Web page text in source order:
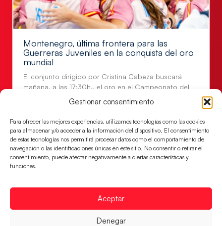
Gestionar consentimiento
Para ofrecer las mejores experiencias, utilizamos tecnologías como las cookies
para almacenar y/o acceder a la información del dispositivo. El consentimiento
de estas tecnologías nos permitirá procesar datos como el comportamiento de
navegación o las identificaciones únicas en este sitio. No consentir o retirar el
consentimiento, puede afectar negativamente a ciertas características y
funciones.
Aceptar
Denegar
Montenegro, última frontera para las
Guerreras Juveniles en la conquista del oro
mundial
El conjunto dirigido por Cristina Cabeza buscará
mañana, a las 17:30h., el oro en el Campeonato del